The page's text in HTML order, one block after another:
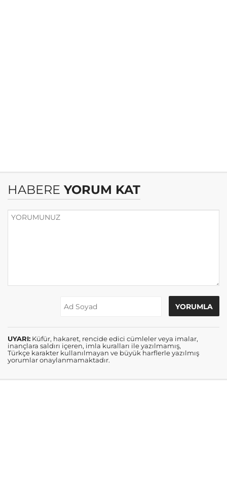
HABERE YORUM KAT
UYARI: Küfür, hakaret, rencide edici cümleler veya imalar,
inançlara saldırı içeren, imla kuralları ile yazılmamış,
Türkçe karakter kullanılmayan ve büyük harflerle yazılmış
yorumlar onaylanmamaktadır.